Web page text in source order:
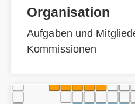
Organisation
Aufgaben und
Kommissionen